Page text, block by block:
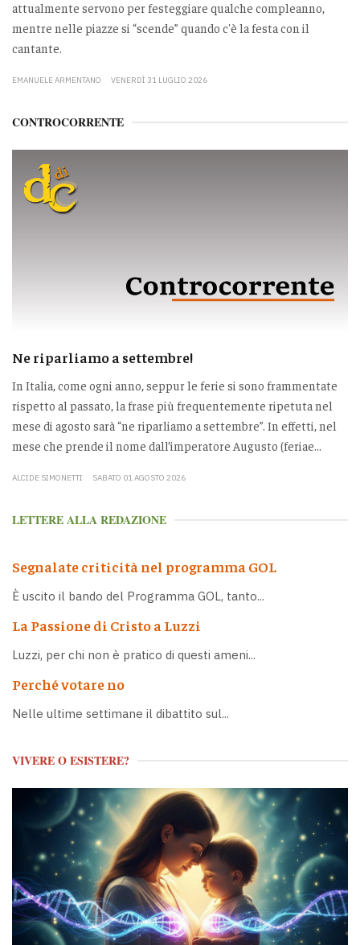
attualmente servono per festeggiare qualche compleanno,
mentre nelle piazze si “scende” quando c'è la festa con il
cantante.
EMANUELE ARMENTANO VENERDÌ 31 LUGLIO 2026
CONTROCORRENTE
Ne riparliamo a settembre!
In Italia, come ogni anno, seppur le ferie si sono frammentate
rispetto al passato, la frase più frequentemente ripetuta nel
mese di agosto sarà “ne riparliamo a settembre”. In effetti, nel
mese che prende il nome dall’imperatore Augusto (feriae...
ALCIDE SIMONETTI SABATO 01 AGOSTO 2026
LETTERE ALLA REDAZIONE
Segnalate criticità nel programma GOL
È uscito il bando del Programma GOL, tanto...
La Passione di Cristo a Luzzi
Luzzi, per chi non è pratico di questi ameni...
Perché votare no
Nelle ultime settimane il dibattito sul...
VIVERE O ESISTERE?